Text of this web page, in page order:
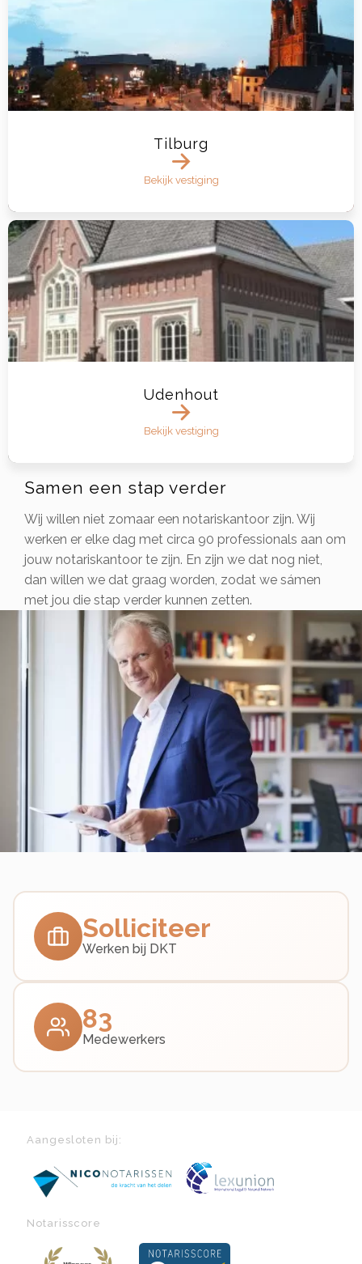
Tilburg
Bekijk vestiging
Udenhout
Bekijk vestiging
Samen een stap verder
Wij willen niet zomaar een notariskantoor zijn. Wij
werken er elke dag met circa 90 professionals aan om
jouw notariskantoor te zijn. En zijn we dat nog niet,
dan willen we dat graag worden, zodat we sámen
met jou die stap verder kunnen zetten.
Solliciteer
Werken bij DKT
83
Medewerkers
Aangesloten bij:
Notarisscore